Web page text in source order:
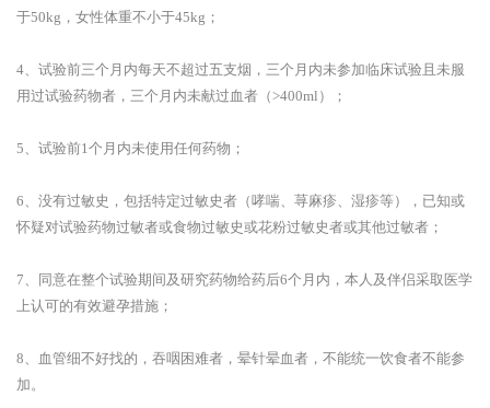
于50kg，女性体重不小于45kg；
4、试验前三个月内每天不超过五支烟，三个月内未参加临床试验且未服
用过试验药物者，三个月内未献过血者（>400ml）；
5、试验前1个月内未使用任何药物；
6、没有过敏史，包括特定过敏史者（哮喘、荨麻疹、湿疹等），已知或
怀疑对试验药物过敏者或食物过敏史或花粉过敏史者或其他过敏者；
7、同意在整个试验期间及研究药物给药后6个月内，本人及伴侣采取医学
上认可的有效避孕措施；
8、血管细不好找的，吞咽困难者，晕针晕血者，不能统一饮食者不能参
加。